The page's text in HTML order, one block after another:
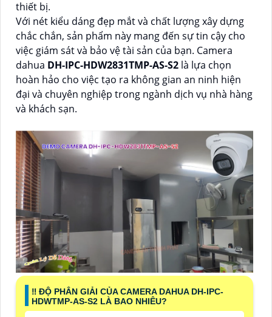
thiết bị.
Với nét kiểu dáng đẹp mắt và chất lượng xây dựng
chắc chắn, sản phẩm này mang đến sự tin cậy cho
việc giám sát và bảo vệ tài sản của bạn. Camera
dahua DH-IPC-HDW2831TMP-AS-S2 là lựa chọn
hoàn hảo cho việc tạo ra không gian an ninh hiện
đại và chuyên nghiệp trong ngành dịch vụ nhà hàng
và khách sạn.
‼️ ĐỘ PHÂN GIẢI CỦA CAMERA DAHUA DH-IPC-
HDWTMP-AS-S2 LÀ BAO NHIÊU?